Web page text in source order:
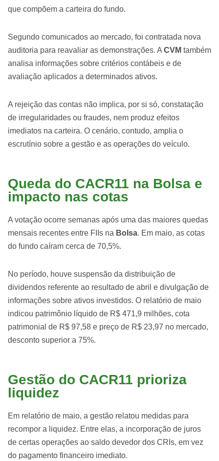
que compõem a carteira do fundo.
Segundo comunicados ao mercado, foi contratada nova
auditoria para reavaliar as demonstrações. A CVM também
analisa informações sobre critérios contábeis e de
avaliação aplicados a determinados ativos.
A rejeição das contas não implica, por si só, constatação
de irregularidades ou fraudes, nem produz efeitos
imediatos na carteira. O cenário, contudo, amplia o
escrutínio sobre a gestão e as operações do veículo.
Queda do CACR11 na Bolsa e
impacto nas cotas
A votação ocorre semanas após uma das maiores quedas
mensais recentes entre FIIs na Bolsa. Em maio, as cotas
do fundo caíram cerca de 70,5%.
No período, houve suspensão da distribuição de
dividendos referente ao resultado de abril e divulgação de
informações sobre ativos investidos. O relatório de maio
indicou patrimônio líquido de R$ 471,9 milhões, cota
patrimonial de R$ 97,58 e preço de R$ 23,97 no mercado,
desconto superior a 75%.
Gestão do CACR11 prioriza
liquidez
Em relatório de maio, a gestão relatou medidas para
recompor a liquidez. Entre elas, a incorporação de juros
de certas operações ao saldo devedor dos CRIs, em vez
do pagamento financeiro imediato.